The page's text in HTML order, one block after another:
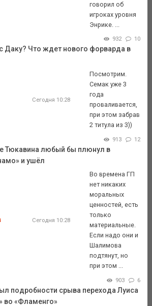
говорил об
игроках уровня
Энрике. ...
932 10
Даку? Что ждет нового форварда в
Сегодня 10:28
Посмотрим.
Семак уже 3
года
проваливается,
при этом забрав
2 титула из 3))
913 12
Тюкавина любый бы плюнул в
и ушёл
Сегодня 10:28
Во времена ГП
нет никаких
моральных
ценностей, есть
только
материальные.
Если надо они и
Шалимова
подтянут, но
при этом ...
903 6
подробности срыва перехода Луиса
во «Фламенго»